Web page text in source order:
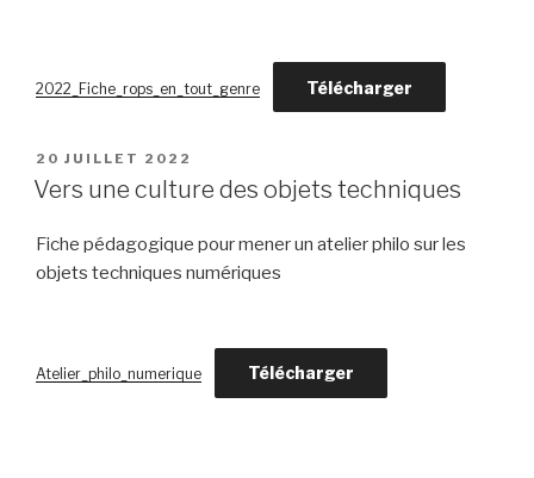
2022_Fiche_rops_en_tout_genre Télécharger
PUBLIÉ
LE
20 JUILLET 2022
Vers une culture des objets techniques
Fiche pédagogique pour mener un atelier philo sur les
objets techniques numériques
Atelier_philo_numerique Télécharger